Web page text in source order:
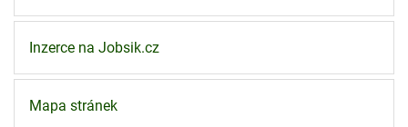
Inzerce na Jobsik.cz
Mapa stránek